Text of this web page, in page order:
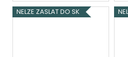
NELZE ZASLAT DO SK